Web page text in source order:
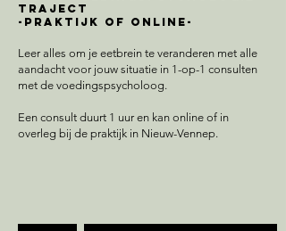
traject
-praktijk of online-
Leer alles om je eetbrein te veranderen met alle
aandacht voor jouw situatie in 1-op-1 consulten
met de voedingspsycholoog.
Een consult duurt 1 uur en kan online of in
overleg bij de praktijk in Nieuw-Vennep.